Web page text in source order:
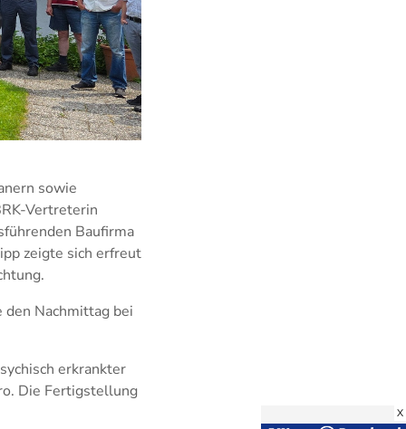
sowie
Vertreterin
Baufirma
zeigte sich erfreut
Nachmittag bei
erkrankter
Die Fertigstellung
X